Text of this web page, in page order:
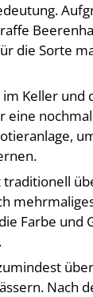
die Sorte
Keller und
eine
Farbe und
Nach